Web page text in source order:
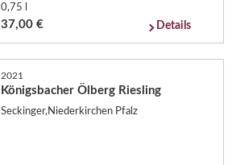
0,75 l
37,00 € Details
2021
Königsbacher Ölberg Riesling
Seckinger,Niederkirchen Pfalz